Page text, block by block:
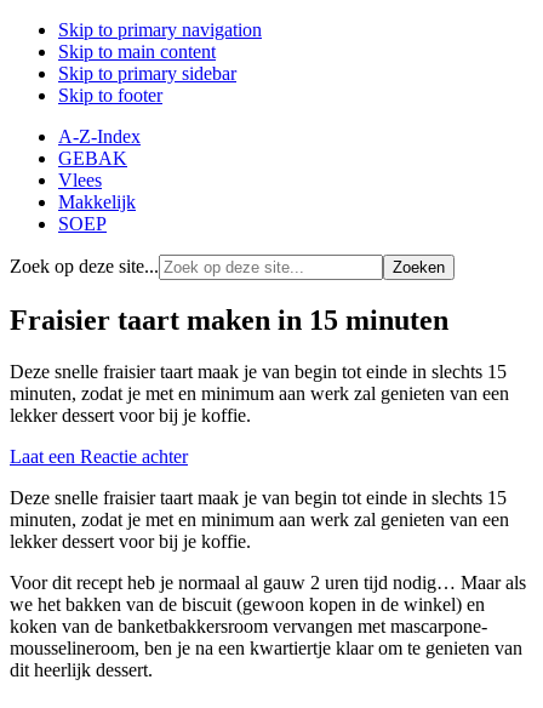
Skip to primary navigation
Skip to main content
Skip to primary sidebar
Skip to footer
A-Z-Index
GEBAK
Vlees
Makkelijk
SOEP
Zoek op deze site...
Fraisier taart maken in 15 minuten
Deze snelle fraisier taart maak je van begin tot einde in slechts 15
minuten, zodat je met en minimum aan werk zal genieten van een
lekker dessert voor bij je koffie.
Laat een Reactie achter
Deze snelle fraisier taart maak je van begin tot einde in slechts 15
minuten, zodat je met en minimum aan werk zal genieten van een
lekker dessert voor bij je koffie.
Voor dit recept heb je normaal al gauw 2 uren tijd nodig… Maar als
we het bakken van de biscuit (gewoon kopen in de winkel) en
koken van de banketbakkersroom vervangen met mascarpone-
mousselineroom, ben je na een kwartiertje klaar om te genieten van
dit heerlijk dessert.